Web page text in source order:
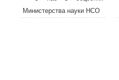
Министерства науки НСО